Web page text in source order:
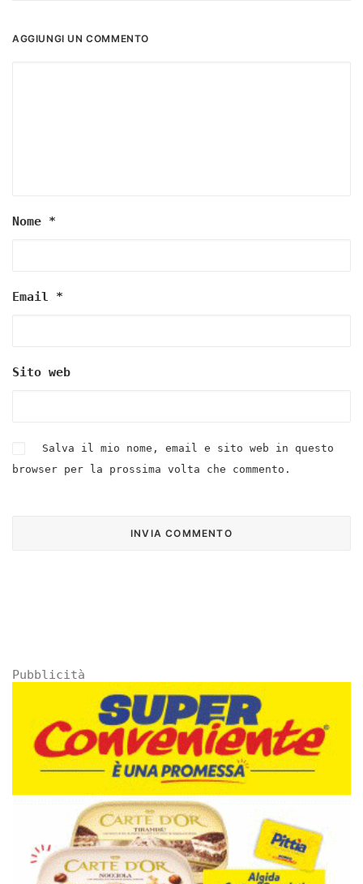
AGGIUNGI UN COMMENTO
Nome *
Email *
Sito web
Salva il mio nome, email e sito web in questo
browser per la prossima volta che commento.
Pubblicità